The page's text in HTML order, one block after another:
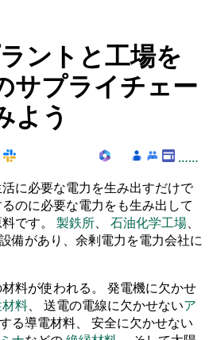
ントと工場を
サプライチェー
よう
……
に必要な電力を生み出すだけで
のに必要な電力をも生み出して
です。 製鉄所、 石油化学工場、
備があり、余剰電力を電力会社に
料が使われる。 発電機に欠かせ
料、 送電の電線に欠かせないア
る導電材料、 安全に欠かせない